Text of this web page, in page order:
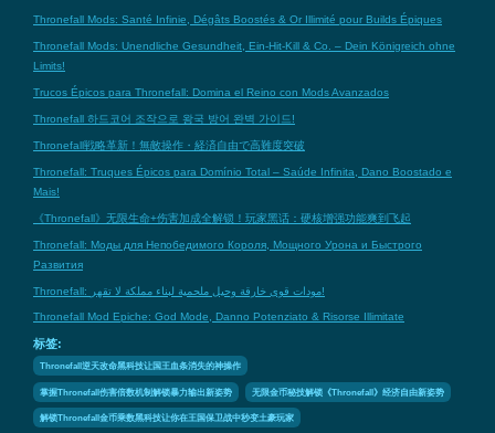
Thronefall Mods: Santé Infinie, Dégâts Boostés & Or Illimité pour Builds Épiques
Thronefall Mods: Unendliche Gesundheit, Ein-Hit-Kill & Co. – Dein Königreich ohne
Limits!
Trucos Épicos para Thronefall: Domina el Reino con Mods Avanzados
Thronefall 하드코어 조작으로 왕국 방어 완벽 가이드!
Thronefall戦略革新！無敵操作・経済自由で高難度突破
Thronefall: Truques Épicos para Domínio Total – Saúde Infinita, Dano Boostado e
Mais!
《Thronefall》无限生命+伤害加成全解锁！玩家黑话：硬核增强功能爽到飞起
Thronefall: Моды для Непобедимого Короля, Мощного Урона и Быстрого
Развития
Thronefall: مودات قوى خارقة وحيل ملحمية لبناء مملكة لا تقهر!
Thronefall Mod Epiche: God Mode, Danno Potenziato & Risorse Illimitate
标签:
Thronefall逆天改命黑科技让国王血条消失的神操作
掌握Thronefall伤害倍数机制解锁暴力输出新姿势 无限金币秘技解锁《Thronefall》经济自由新姿势
解锁Thronefall金币乘数黑科技让你在王国保卫战中秒变土豪玩家